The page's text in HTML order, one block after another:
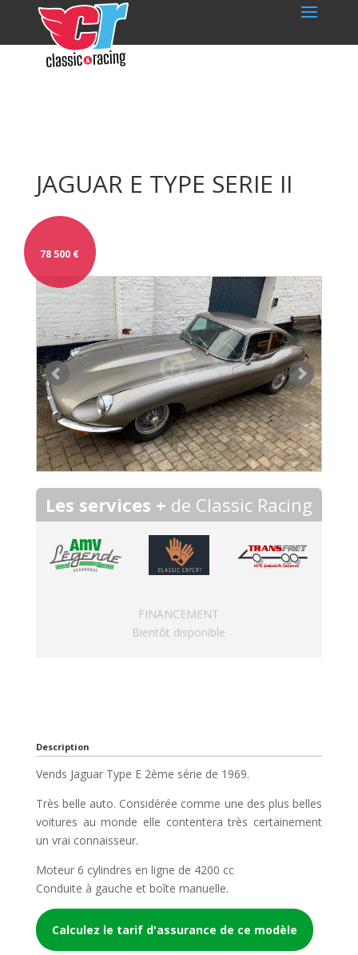
JAGUAR E TYPE SERIE II
78 500 €
Les services + de Classic Racing
FINANCEMENT
Bientôt disponible
Description
Vends Jaguar Type E 2ème série de 1969.
Très belle auto. Considérée comme une des plus belles
voitures au monde elle contentera très certainement
un vrai connaisseur.
Moteur 6 cylindres en ligne de 4200 cc
Conduite à gauche et boîte manuelle.
Calculez le tarif d'assurance de ce modèle